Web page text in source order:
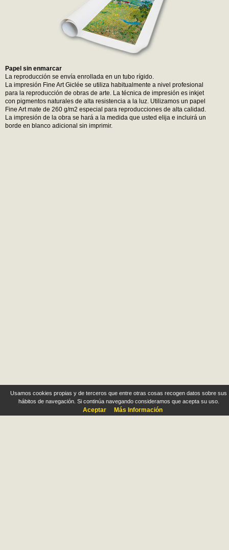
Usamos cookies propias y de terceros que entre otras cosas recogen datos sobre sus
hábitos de navegación. Si continúa navegando consideramos que acepta su uso.
Aceptar Más Información
Papel sin enmarcar
La reproducción se envía enrollada en un tubo rígido.
La impresión Fine Art Giclée se utiliza habitualmente a nivel profesional
para la reproducción de obras de arte. La técnica de impresión es inkjet
con pigmentos naturales de alta resistencia a la luz. Utilizamos un papel
Fine Art mate de 260 g/m2 especial para reproducciones de alta calidad.
La impresión de la obra se hará a la medida que usted elija e incluirá un
borde en blanco adicional sin imprimir.